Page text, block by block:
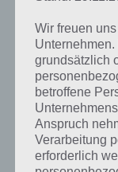
Darum
Unsere Pet Rescue
Level eingeteilt. Die
Level, wird in Kürze
Rescue Saga
entsprechend die
Zum Spielprinzip
Wir freuen
grundsätzlich
betroffene
Anspruch
Verarbeitung
erforderlich